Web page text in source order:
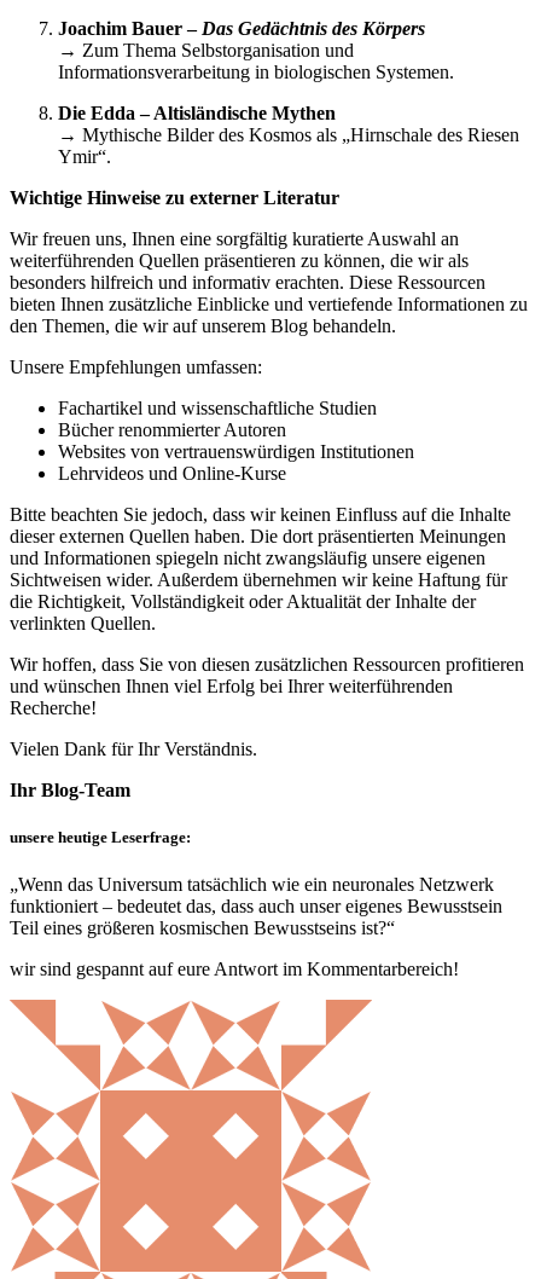
Joachim Bauer – Das Gedächtnis des Körpers
→ Zum Thema Selbstorganisation und
Informationsverarbeitung in biologischen Systemen.
Die Edda – Altisländische Mythen
→ Mythische Bilder des Kosmos als „Hirnschale des Riesen
Ymir“.
Wichtige Hinweise zu externer Literatur
Wir freuen uns, Ihnen eine sorgfältig kuratierte Auswahl an
weiterführenden Quellen präsentieren zu können, die wir als
besonders hilfreich und informativ erachten. Diese Ressourcen
bieten Ihnen zusätzliche Einblicke und vertiefende Informationen zu
den Themen, die wir auf unserem Blog behandeln.
Unsere Empfehlungen umfassen:
Fachartikel und wissenschaftliche Studien
Bücher renommierter Autoren
Websites von vertrauenswürdigen Institutionen
Lehrvideos und Online-Kurse
Bitte beachten Sie jedoch, dass wir keinen Einfluss auf die Inhalte
dieser externen Quellen haben. Die dort präsentierten Meinungen
und Informationen spiegeln nicht zwangsläufig unsere eigenen
Sichtweisen wider. Außerdem übernehmen wir keine Haftung für
die Richtigkeit, Vollständigkeit oder Aktualität der Inhalte der
verlinkten Quellen.
Wir hoffen, dass Sie von diesen zusätzlichen Ressourcen profitieren
und wünschen Ihnen viel Erfolg bei Ihrer weiterführenden
Recherche!
Vielen Dank für Ihr Verständnis.
Ihr Blog-Team
unsere heutige Leserfrage:
„Wenn das Universum tatsächlich wie ein neuronales Netzwerk
funktioniert – bedeutet das, dass auch unser eigenes Bewusstsein
Teil eines größeren kosmischen Bewusstseins ist?“
wir sind gespannt auf eure Antwort im Kommentarbereich!